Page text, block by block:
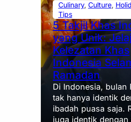
Culinary, Culture,
Tips
5 Takjil Khas
yang Unik:
Kelezatan Khas
Indonesia
Ramadan
Di Indonesia, bulan
tak hanya identik
ibadah puasa saja.
juga identik